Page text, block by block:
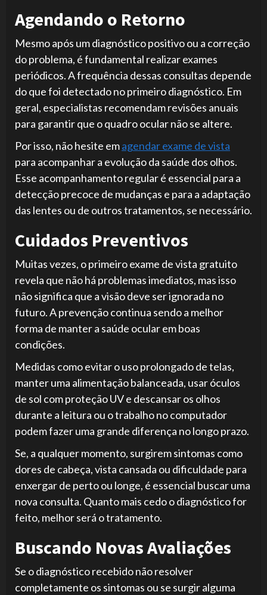
Agendando o Retorno
Mesmo após um diagnóstico positivo ou a correção
do problema, é fundamental realizar exames
periódicos. A frequência dessas consultas depende
do que foi detectado no primeiro diagnóstico. Em
geral, especialistas recomendam revisões anuais
para garantir que o quadro ocular não se altere.
Por isso, não hesite emagendar exame de vista
para acompanhar a evolução da saúde dos olhos.
Esse acompanhamento regular é essencial para a
detecção precoce de mudanças e para a adaptação
das lentes ou de outros tratamentos, se necessário.
Cuidados Preventivos
Muitas vezes, o primeiro exame de vista gratuito
revela que não há problemas imediatos, mas isso
não significa que a visão deve ser ignorada no
futuro. A prevenção continua sendo a melhor
forma de manter a saúde ocular em boas
condições.
Medidas como evitar o uso prolongado de telas,
manter uma alimentação balanceada, usar óculos
de sol com proteção UV e descansar os olhos
durante a leitura ou o trabalho no computador
podem fazer uma grande diferença no longo prazo.
Se, a qualquer momento, surgirem sintomas como
dores de cabeça, vista cansada ou dificuldade para
enxergar de perto ou longe, é essencial buscar uma
nova consulta. Quanto mais cedo o diagnóstico for
feito, melhor será o tratamento.
Buscando Novas Avaliações
Se o diagnóstico recebido não resolver
completamente os sintomas ou se surgir alguma